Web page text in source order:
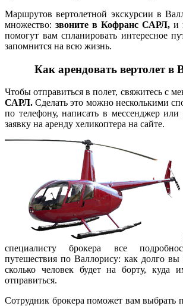
Маршрутов вертолетной экскурсии в
множество: звоните в Кофранс САРЛ, и
помогут вам спланировать интересное
запомнится на всю жизнь.
Как арендовать вертолет в
Чтобы отправиться в полет, свяжитесь с
САРЛ. Сделать это можно несколькими
по телефону, написать в мессенджер или
заявку на аренду хеликоптера на сайте.
специалисту брокера все
путешествия по Валлорису: как долго вы
сколько человек будет на борту, куда
отправиться.
Сотрудник брокера поможет вам выбрать